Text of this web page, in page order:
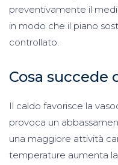
preventivamente il
in modo che il piano
controllato.
Cosa succede
Il caldo favorisce la
provoca un
una maggiore attività
temperature aumenta